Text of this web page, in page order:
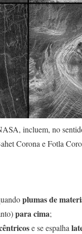
incluem, no
Corona e Fotla
plumas de
para cima;
e se espalha